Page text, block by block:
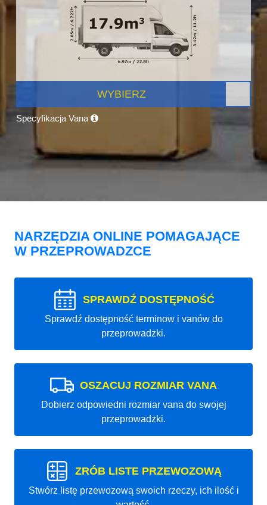
WYBIERZ
Specyfikacja Vana
NARZĘDZIA ONLINE POMAGAJĄCE
W PRZEPROWADZCE
SPRAWDŹ DOSTĘPNOŚĆ
Sprawdź dostępność terminow i vanów do
przeprowadzki.
OSZACUJ ROZMIAR VANA
Dobierz odpowiedni rozmiar vana do swojej
przeprowadzki.
ZRÓB LISTE PRZEWOZOWĄ
Stwórz listę przewozową swoich rzeczy, ich ilość i